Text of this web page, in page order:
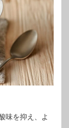
味を抑え、よ